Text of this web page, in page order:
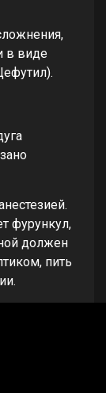
в виде
фурункул,
должен
пить